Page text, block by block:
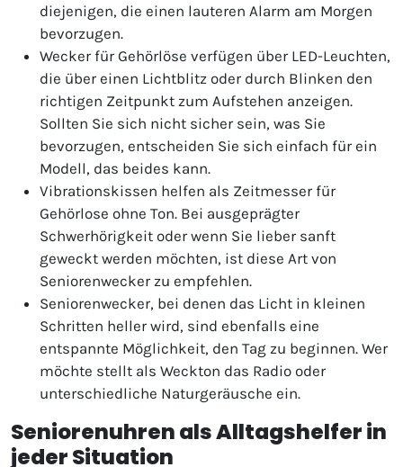
diejenigen, die einen lauteren Alarm am Morgen
bevorzugen.
Wecker für Gehörlöse verfügen über LED-Leuchten,
die über einen Lichtblitz oder durch Blinken den
richtigen Zeitpunkt zum Aufstehen anzeigen.
Sollten Sie sich nicht sicher sein, was Sie
bevorzugen, entscheiden Sie sich einfach für ein
Modell, das beides kann.
Vibrationskissen helfen als Zeitmesser für
Gehörlose ohne Ton. Bei ausgeprägter
Schwerhörigkeit oder wenn Sie lieber sanft
geweckt werden möchten, ist diese Art von
Seniorenwecker zu empfehlen.
Seniorenwecker, bei denen das Licht in kleinen
Schritten heller wird, sind ebenfalls eine
entspannte Möglichkeit, den Tag zu beginnen. Wer
möchte stellt als Weckton das Radio oder
unterschiedliche Naturgeräusche ein.
Seniorenuhren als Alltagshelfer in
jeder Situation